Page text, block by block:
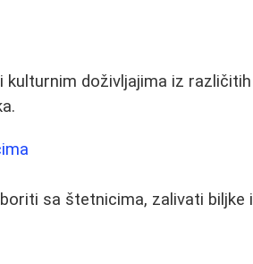
kulturnim doživljajima iz različitih
sa štetnicima, zalivati biljke i